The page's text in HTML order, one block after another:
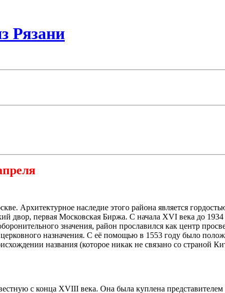
Рязани
Архитектурное наследие этого района является
двор, первая Московская Биржа. С начала XVI века до
значения, район прославился как центр
назначения. С её помощью в 1553 году было
названия (которое никак не связано со страной
с конца XVIII века. Она была куплена